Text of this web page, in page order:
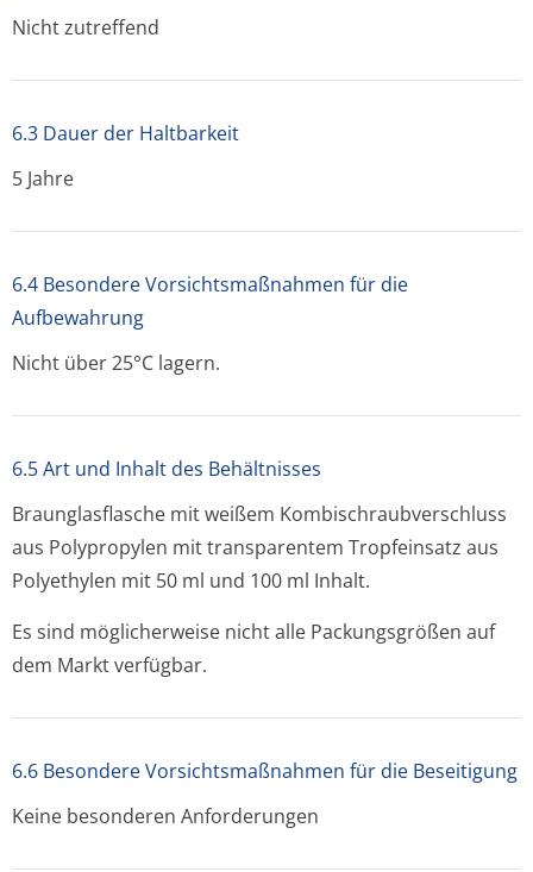
Nicht zutreffend
6.3 Dauer der Haltbarkeit
5 Jahre
6.4 Besondere Vorsichtsmaßnahmen für die
Aufbewahrung
Nicht über 25°C lagern.
6.5 Art und Inhalt des Behältnisses
Braunglasflasche mit weißem Kombischraubver­schluss
aus Polypropylen mit transparentem Tropfeinsatz aus
Polyethylen mit 50 ml und 100 ml Inhalt.
Es sind möglicherweise nicht alle Packungsgrößen auf
dem Markt verfügbar.
6.6 Besondere Vorsichtsmaßnahmen für die Beseitigung
Keine besonderen Anforderungen